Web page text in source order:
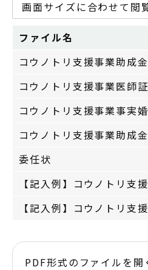
画面サイズに合わせて閲
ファイル名
コウノトリ支援事業助成
コウノトリ支援事業医師
コウノトリ支援事業事実
コウノトリ支援事業助成
委任状
【記入例】コウノトリ支
【記入例】コウノトリ支
PDF形式のファイルを